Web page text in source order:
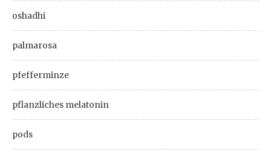
oshadhi
palmarosa
pfefferminze
pflanzliches melatonin
pods